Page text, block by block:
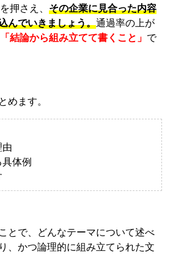
押さえ、 その企業に見合った内容
んでいきましょう。通過率の上が
「結論から組み立てて書くこと」 で
めます。
体例
とで、どんなテーマについて述べ
、かつ論理的に組み立てられた文